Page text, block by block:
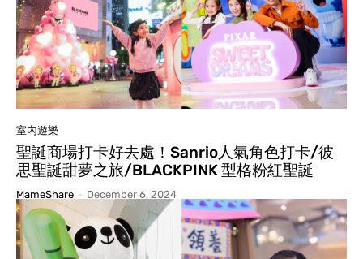
室內遊樂
聖誕商場打卡好去處！Sanrio人氣角色打卡/彼
思聖誕甜夢之旅/BLACKPINK 型格粉紅聖誕
MameShare - December 6, 2024